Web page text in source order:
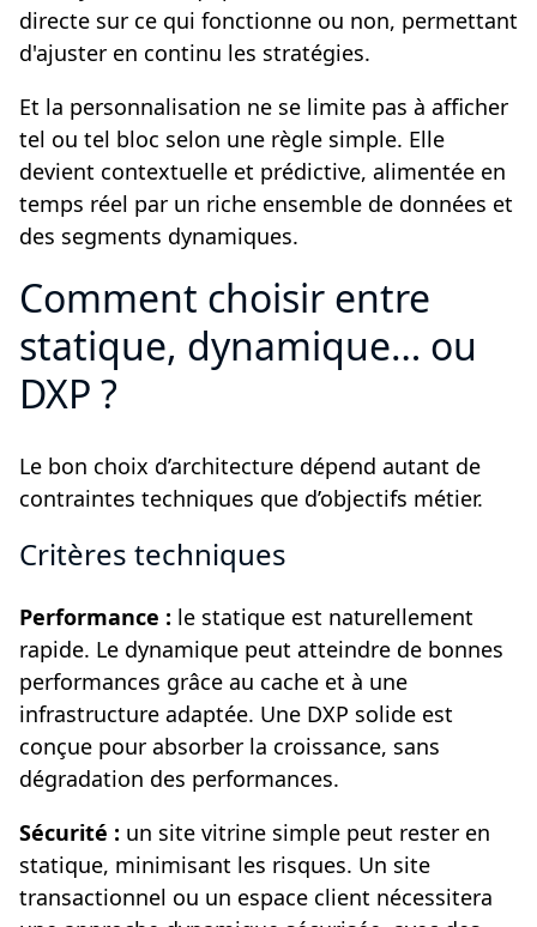
directe sur ce qui fonctionne ou non, permettant
d'ajuster en continu les stratégies.
Et la personnalisation ne se limite pas à afficher
tel ou tel bloc selon une règle simple. Elle
devient contextuelle et prédictive, alimentée en
temps réel par un riche ensemble de données et
des segments dynamiques.
Comment choisir entre
statique, dynamique… ou
DXP ?
Le bon choix d’architecture dépend autant de
contraintes techniques que d’objectifs métier.
Critères techniques
Performance : le statique est naturellement
rapide. Le dynamique peut atteindre de bonnes
performances grâce au cache et à une
infrastructure adaptée. Une DXP solide est
conçue pour absorber la croissance, sans
dégradation des performances.
Sécurité : un site vitrine simple peut rester en
statique, minimisant les risques. Un site
transactionnel ou un espace client nécessitera